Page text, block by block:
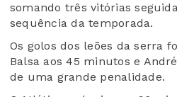
somando três vitórias
sequência da temporada.
Os golos dos leões da serra
Balsa aos 45 minutos e
de uma grande penalidade.